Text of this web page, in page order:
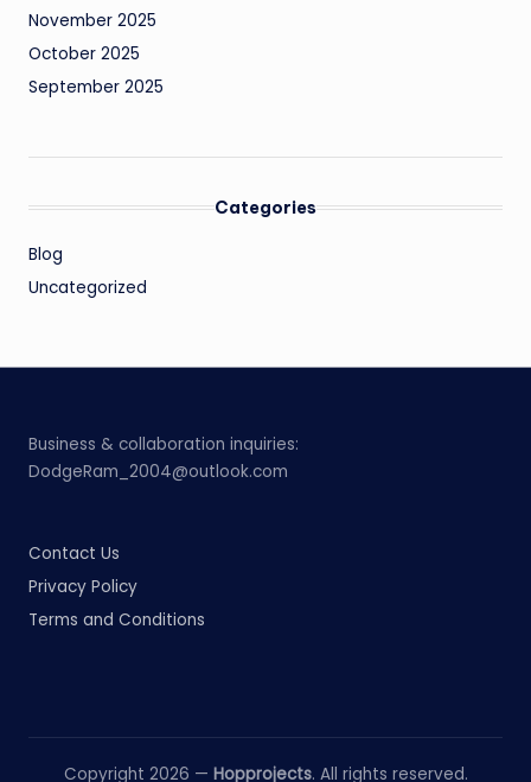
November 2025
October 2025
September 2025
Categories
Blog
Uncategorized
Business & collaboration inquiries:
DodgeRam_2004@outlook.com
Contact Us
Privacy Policy
Terms and Conditions
Copyright 2026 — Hopprojects. All rights reserved.